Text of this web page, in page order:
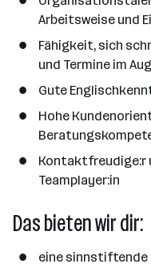
Arbeitsweise und
Fähigkeit, sich
und Termine im
Gute
Hohe
Kontaktfreudige:r
Teamplayer:in
Das bieten wir dir:
eine sinnstiftende